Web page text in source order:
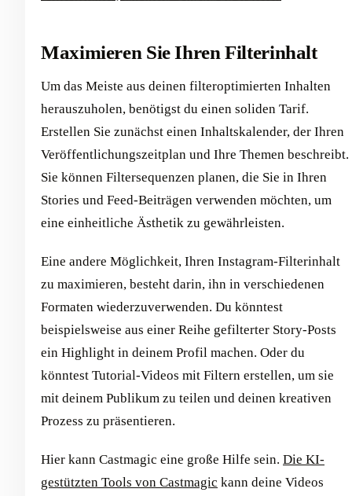
Maximieren Sie Ihren Filterinhalt
Um das Meiste aus deinen filteroptimierten Inhalten
herauszuholen, benötigst du einen soliden Tarif.
Erstellen Sie zunächst einen Inhaltskalender, der Ihren
Veröffentlichungszeitplan und Ihre Themen beschreibt.
Sie können Filtersequenzen planen, die Sie in Ihren
Stories und Feed-Beiträgen verwenden möchten, um
eine einheitliche Ästhetik zu gewährleisten.
Eine andere Möglichkeit, Ihren Instagram-Filterinhalt
zu maximieren, besteht darin, ihn in verschiedenen
Formaten wiederzuverwenden. Du könntest
beispielsweise aus einer Reihe gefilterter Story-Posts
ein Highlight in deinem Profil machen. Oder du
könntest Tutorial-Videos mit Filtern erstellen, um sie
mit deinem Publikum zu teilen und deinen kreativen
Prozess zu präsentieren.
Hier kann Castmagic eine große Hilfe sein. Die KI-
gestützten Tools von Castmagic kann deine Videos